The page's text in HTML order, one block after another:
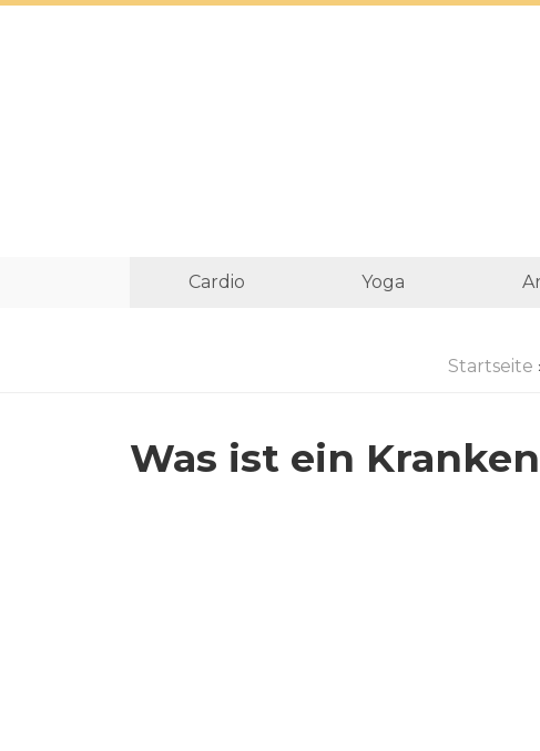
Cardio Yoga
Startseite
Was ist ein